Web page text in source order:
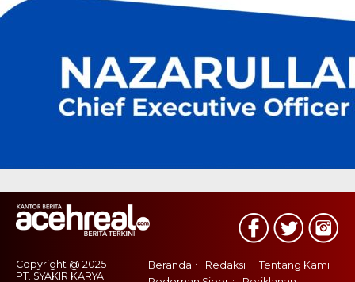
Copyright @ 2025
PT. SYAKIR KARYA
Beranda Redaksi
Tentang Kami